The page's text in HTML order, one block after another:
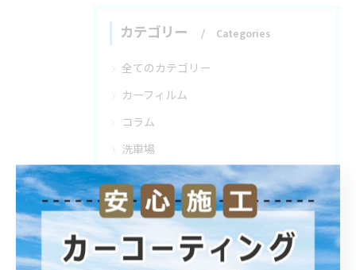
カテゴリー Categories
全てのカテゴリー
カーフィルム
コラム
洗車場
最近の投稿 Recent Posts